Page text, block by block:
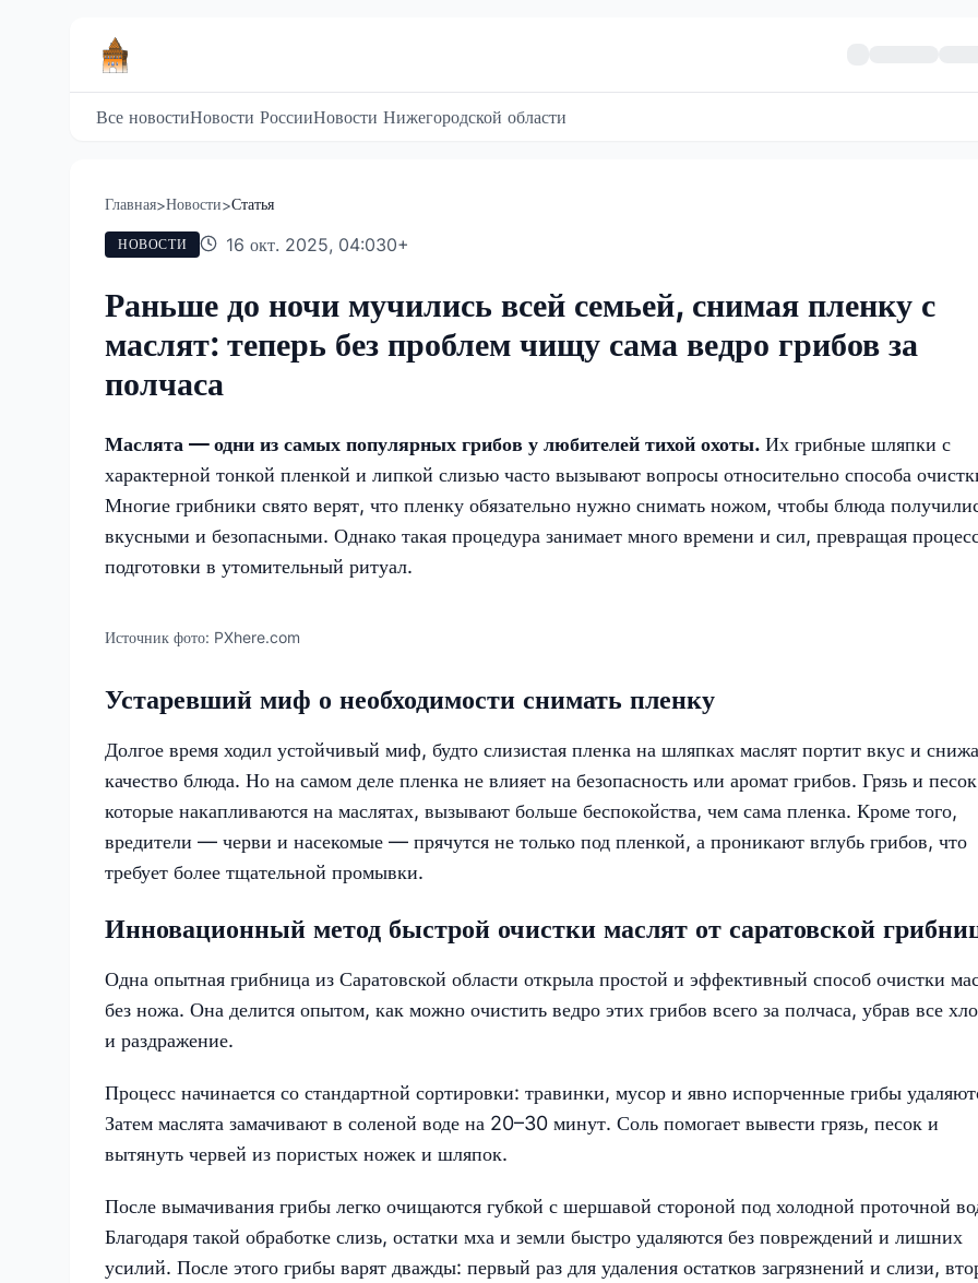
Все новостиНовости РоссииНовости Нижегородской области
Главная>Новости>Статья
НОВОСТИ 16 окт. 2025, 04:030+
Раньше до ночи мучились всей семьей, снимая пленку с
маслят: теперь без проблем чищу сама ведро грибов за
полчаса
Маслята — одни из самых популярных грибов у любителей тихой охоты. Их грибные шляпки с
характерной тонкой пленкой и липкой слизью часто вызывают вопросы относительно способа
Многие грибники свято верят, что пленку обязательно нужно снимать ножом, чтобы блюда
вкусными и безопасными. Однако такая процедура занимает много времени и сил, превращая
подготовки в утомительный ритуал.
Источник фото: PXhere.com
Устаревший миф о необходимости снимать пленку
Долгое время ходил устойчивый миф, будто слизистая пленка на шляпках маслят портит вкус и
качество блюда. Но на самом деле пленка не влияет на безопасность или аромат грибов. Грязь и
которые накапливаются на маслятах, вызывают больше беспокойства, чем сама пленка. Кроме того,
вредители — черви и насекомые — прячутся не только под пленкой, а проникают вглубь грибов, что
требует более тщательной промывки.
Инновационный метод быстрой очистки маслят от саратовской
Одна опытная грибница из Саратовской области открыла простой и эффективный способ очистки
без ножа. Она делится опытом, как можно очистить ведро этих грибов всего за полчаса, убрав все
и раздражение.
Процесс начинается со стандартной сортировки: травинки, мусор и явно испорченные грибы
Затем маслята замачивают в соленой воде на 20–30 минут. Соль помогает вывести грязь, песок и
вытянуть червей из пористых ножек и шляпок.
После вымачивания грибы легко очищаются губкой с шершавой стороной под холодной проточной
Благодаря такой обработке слизь, остатки мха и земли быстро удаляются без повреждений и лишних
усилий. После этого грибы варят дважды: первый раз для удаления остатков загрязнений и слизи,